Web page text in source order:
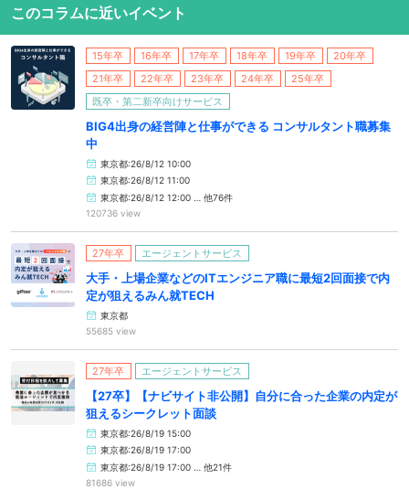
このコラムに近いイベント
15年卒 16年卒 17年卒 18年卒 19年卒
20年卒
21年卒
22年卒 23年卒 24年卒
25年卒
既卒・第二新卒向けサービス
BIG4出身の経営陣と仕事ができる コンサルタント職募集
中
東京都:26/8/12 10:00
東京都:26/8/12 11:00
東京都:26/8/12 12:00 … 他76件
120736 view
27年卒 エージェントサービス
大手・上場企業などのITエンジニア職に最短2回面接で内
定が狙えるみん就TECH
東京都
55685 view
27年卒 エージェントサービス
【27卒】【ナビサイト非公開】自分に合った企業の内定が
狙えるシークレット面談
東京都:26/8/19 15:00
東京都:26/8/19 17:00
東京都:26/8/19 17:00 … 他21件
81686 view